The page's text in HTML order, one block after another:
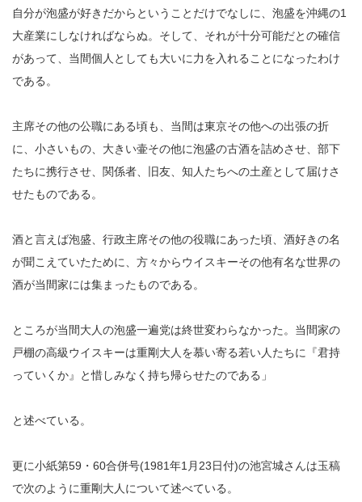
自分が泡盛が好きだからということだけでなしに、泡盛を沖縄の1
大産業にしなければならぬ。そして、それが十分可能だとの確信
があって、当間個人としても大いに力を入れることになったわけ
である。
主席その他の公職にある頃も、当間は東京その他への出張の折
に、小さいもの、大きい壷その他に泡盛の古酒を詰めさせ、部下
たちに携行させ、関係者、旧友、知人たちへの土産として届けさ
せたものである。
酒と言えば泡盛、行政主席その他の役職にあった頃、酒好きの名
が聞こえていたために、方々からウイスキーその他有名な世界の
酒が当間家には集まったものである。
ところが当間大人の泡盛一遍党は終世変わらなかった。当間家の
戸棚の高級ウイスキーは重剛大人を慕い寄る若い人たちに『君持
っていくか』と惜しみなく持ち帰らせたのである」
と述べている。
更に小紙第59・60合併号(1981年1月23日付)の池宮城さんは玉稿
で次のように重剛大人について述べている。